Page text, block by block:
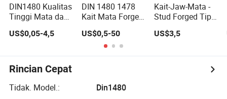
DIN1480 Kualitas
Tinggi Mata dan
Stainless Steel
Mata Kait
Turnbuckle untuk
Perlengkapan
Rigging
US$0,05-4,5
DIN 1480 1478
Kait Mata Forged
Mengencangkan
Tali Kawat Baja
US$0,5-50
Kait-Jaw-Mata -
Stud Forged Tipe
Turnbuckle
US$3,5
Rincian Cepat
Tidak. Model.:
Din1480